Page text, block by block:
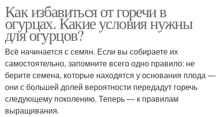
Как избавиться от горечи в
огурцах. Какие условия нужны
для огурцов?
Всё начинается с семян. Если вы собираете их
самостоятельно, запомните всего одно правило: не
берите семена, которые находятся у основания плода —
они с большей долей вероятности передадут горечь
следующему поколению. Теперь — к правилам
выращивания.